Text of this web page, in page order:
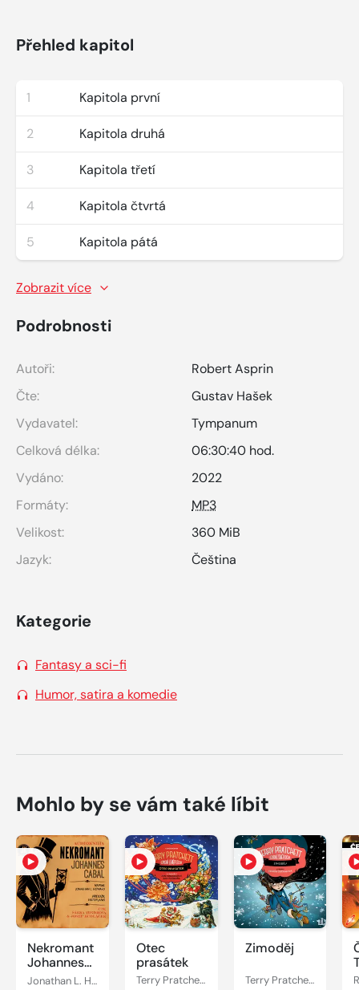
Přehled kapitol
1 Kapitola první
2 Kapitola druhá
3 Kapitola třetí
4 Kapitola čtvrtá
5 Kapitola pátá
Zobrazit více
Podrobnosti
Autoři:
Robert Asprin
Čte:
Gustav Hašek
Vydavatel:
Tympanum
Celková délka:
06:30:40 hod.
Vydáno:
2022
Formáty:
MP3
Velikost:
360 MiB
Jazyk:
Čeština
Kategorie
Fantasy a sci-fi
Humor, satira a komedie
Mohlo by se vám také líbit
Nekromant
Johannes
Cabal
Jonathan L. Howard
Otec
prasátek
Terry Pratchett
Zimoděj
Terry Pratchett